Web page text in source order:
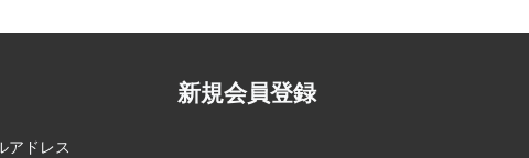
新規会員登録
アドレス